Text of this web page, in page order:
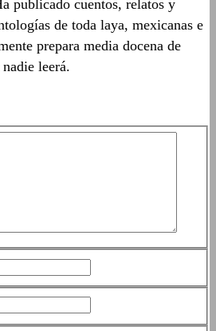
publicado cuentos, relatos y
de toda laya, mexicanas e
prepara media docena de
leerá.